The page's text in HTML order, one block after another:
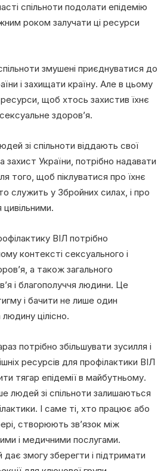
спільноти подолати епідемію
роком залучати ці ресурси
змушені приєднуватися до
і захищати країну. Але в цьому
ресурси, щоб хтось захистив їхнє
здоров’я.
зі спільноти віддають свої
захист України, потрібно надавати
того, щоб піклуватися про їхнє
служить у Збройних силах, і про
ВІЛ потрібно
контексті сексуального і
а також загального
і благополуччя людини. Це
і бачити не лише один
цілісно.
потрібно збільшувати зусилля і
ресурсів для профілактики ВІЛ
тягар епідемії в майбутньому.
людей зі спільноти залишаються
І саме ті, хто працює або
створюють зв’язок між
і медичними послугами.
змогу зберегти і підтримати